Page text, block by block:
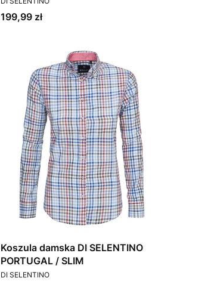
Cena
199,99 zł
Koszula damska DI SELENTINO
PORTUGAL / SLIM
PRODUCENT
DI SELENTINO